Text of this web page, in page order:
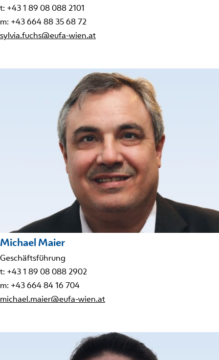
t: +43 1 89 08 088 2101
m: +43 664 88 35 68 72
sylvia.fuchs@eufa-wien.at
Michael Maier
Geschäftsführung
t: +43 1 89 08 088 2902
m: +43 664 84 16 704
michael.maier@eufa-wien.at